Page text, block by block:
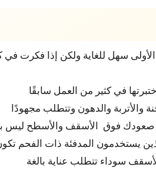
سهل للغاية ولكن إذا فكرت
في كثير من العمل سابقًا
والأتربة والدهون وتتطلب مجهودًا
صعودك فوق الأسقف والأسطح ليس
الذين يستخدمون المدفئة ذات الفحم
سوداء تتطلب عناية بالغة